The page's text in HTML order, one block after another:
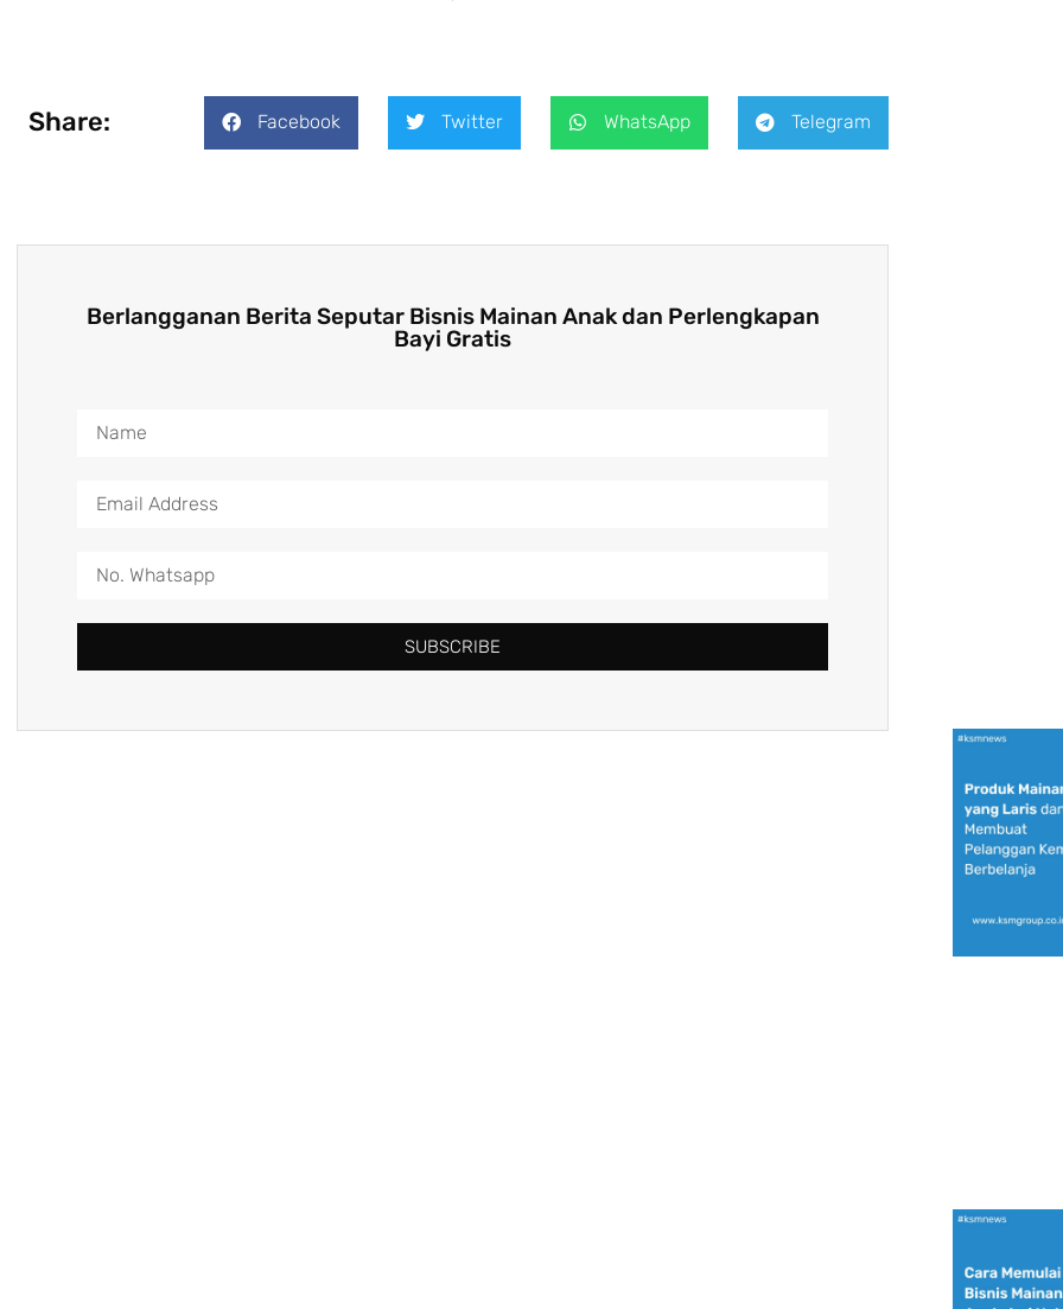
Share: Facebook Twitter WhatsApp Telegram
Berlangganan Berita Seputar Bisnis Mainan Anak dan Perlengkapan
Bayi Gratis
SUBSCRIBE